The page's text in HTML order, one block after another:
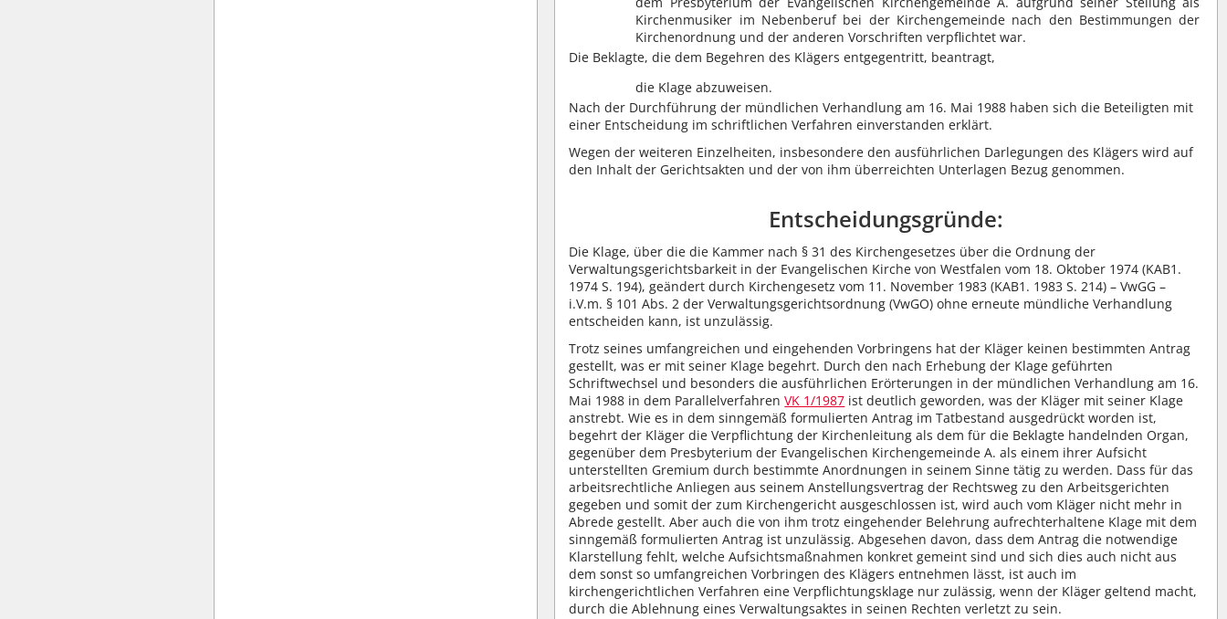
Kirchenmusiker im Nebenberuf bei der Kirchengemeinde nach den Bestimmungen der
Kirchenordnung und der anderen Vorschriften verpflichtet war.
Die Beklagte, die dem Begehren des Klägers entgegentritt, beantragt,
die Klage abzuweisen.
Nach der Durchführung der mündlichen Verhandlung am 16. Mai 1988 haben sich die Beteiligten mit
einer Entscheidung im schriftlichen Verfahren einverstanden erklärt.
Wegen der weiteren Einzelheiten, insbesondere den ausführlichen Darlegungen des Klägers wird auf
den Inhalt der Gerichtsakten und der von ihm überreichten Unterlagen Bezug genommen.
Entscheidungsgründe:
Die Klage, über die die Kammer nach § 31 des Kirchengesetzes über die Ordnung der
Verwaltungsgerichtsbarkeit in der Evangelischen Kirche von Westfalen vom 18. Oktober 1974 (KAB1.
1974 S. 194), geändert durch Kirchengesetz vom 11. November 1983 (KAB1. 1983 S. 214) – VwGG –
i.V.m. § 101 Abs. 2 der Verwaltungsgerichtsordnung (VwGO) ohne erneute mündliche Verhandlung
entscheiden kann, ist unzulässig.
Trotz seines umfangreichen und eingehenden Vorbringens hat der Kläger keinen bestimmten Antrag
gestellt, was er mit seiner Klage begehrt. Durch den nach Erhebung der Klage geführten
Schriftwechsel und besonders die ausführlichen Erörterungen in der mündlichen Verhandlung am 16.
Mai 1988 in dem ParallelverfahrenVK 1/1987 ist deutlich geworden, was der Kläger mit seiner Klage
anstrebt. Wie es in dem sinngemäß formulierten Antrag im Tatbestand ausgedrückt worden ist,
begehrt der Kläger die Verpflichtung der Kirchenleitung als dem für die Beklagte handelnden Organ,
gegenüber dem Presbyterium der Evangelischen Kirchengemeinde A. als einem ihrer Aufsicht
unterstellten Gremium durch bestimmte Anordnungen in seinem Sinne tätig zu werden. Dass für das
arbeitsrechtliche Anliegen aus seinem Anstellungsvertrag der Rechtsweg zu den Arbeitsgerichten
gegeben und somit der zum Kirchengericht ausgeschlossen ist, wird auch vom Kläger nicht mehr in
Abrede gestellt. Aber auch die von ihm trotz eingehender Belehrung aufrechterhaltene Klage mit dem
sinngemäß formulierten Antrag ist unzulässig. Abgesehen davon, dass dem Antrag die notwendige
Klarstellung fehlt, welche Aufsichtsmaßnahmen konkret gemeint sind und sich dies auch nicht aus
dem sonst so umfangreichen Vorbringen des Klägers entnehmen lässt, ist auch im
kirchengerichtlichen Verfahren eine Verpflichtungsklage nur zulässig, wenn der Kläger geltend macht,
durch die Ablehnung eines Verwaltungsaktes in seinen Rechten verletzt zu sein.